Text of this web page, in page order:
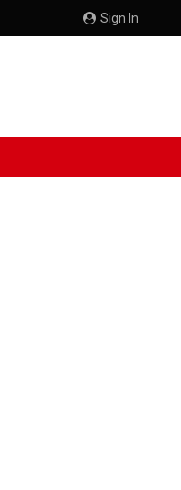
Sign In